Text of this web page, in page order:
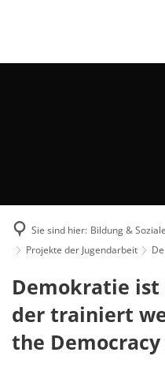
Sie sind hier: Bildung &
Projekte der Jugendarbeit
Demokratie
Demokratie
der trainiert
the Democracy